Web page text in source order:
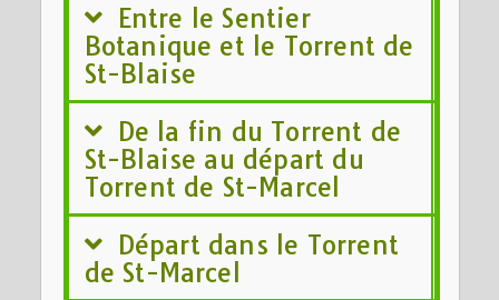
Entre le Sentier
Botanique et le Torrent de
St-Blaise
De la fin du Torrent de
St-Blaise au départ du
Torrent de St-Marcel
Départ dans le Torrent
de St-Marcel